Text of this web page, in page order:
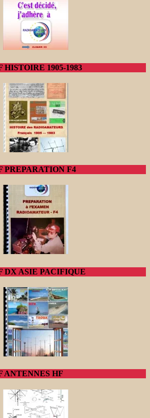
1905-1983
PREPARATION F4
DX ASIE PACIFIQUE
ANTENNES HF